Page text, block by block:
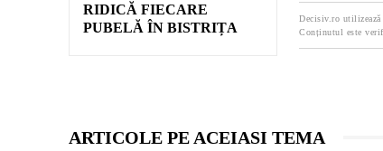
RIDICĂ FIECARE
PUBELĂ ÎN BISTRIȚA
Decisiv.ro
Conținutul este
ARTICOLE PE ACEIASI TEMA